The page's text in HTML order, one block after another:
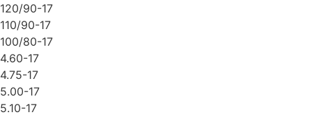
120/90-17
110/90-17
100/80-17
4.60-17
4.75-17
5.00-17
5.10-17